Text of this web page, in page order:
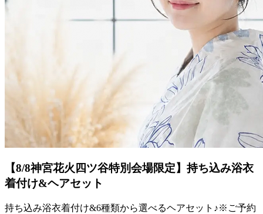
【8/8神宮花火四ツ谷特別会場限定】持ち込み浴衣
着付け&ヘアセット
持ち込み浴衣着付け&6種類から選べるヘアセット♪※ご予約